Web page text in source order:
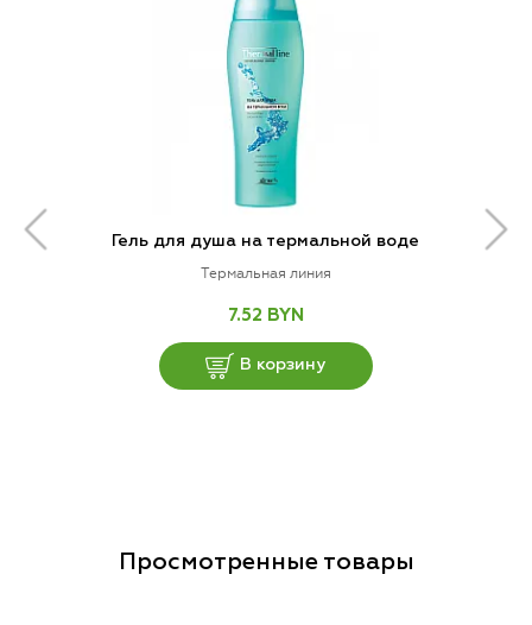
Гель для душа на термальной воде
Термальная линия
7.52 BYN
В корзину
Просмотренные товары